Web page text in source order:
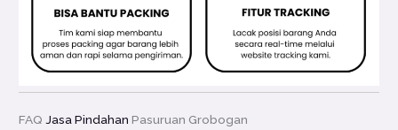
FAQJasa Pindahan Pasuruan Grobogan